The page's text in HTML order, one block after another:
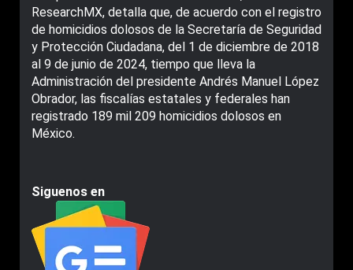
ResearchMX, detalla que, de acuerdo con el registro
de homicidios dolosos de la Secretaría de Seguridad
y Protección Ciudadana, del 1 de diciembre de 2018
al 9 de junio de 2024, tiempo que lleva la
Administración del presidente Andrés Manuel López
Obrador, las fiscalías estatales y federales han
registrado 189 mil 209 homicidios dolosos en
México.
Siguenos en